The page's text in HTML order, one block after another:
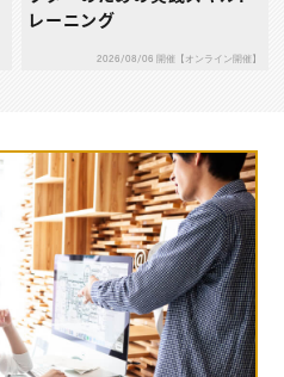
レーニング
2026/08/06 開催【オンライン開催】